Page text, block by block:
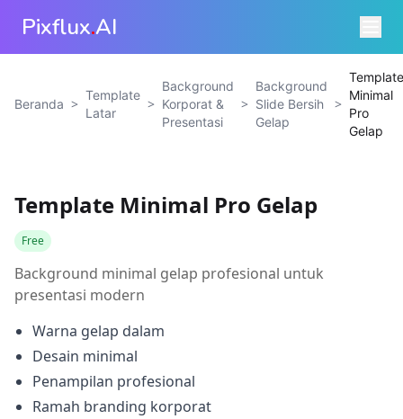
Pixflux.AI
Beranda >
Template
Latar
>
Background
Korporat &
Presentasi
>
Background
Slide Bersih
Gelap
>
Template
Minimal
Pro
Gelap
Template Minimal Pro Gelap
Free
Background minimal gelap profesional untuk
presentasi modern
Warna gelap dalam
Desain minimal
Penampilan profesional
Ramah branding korporat